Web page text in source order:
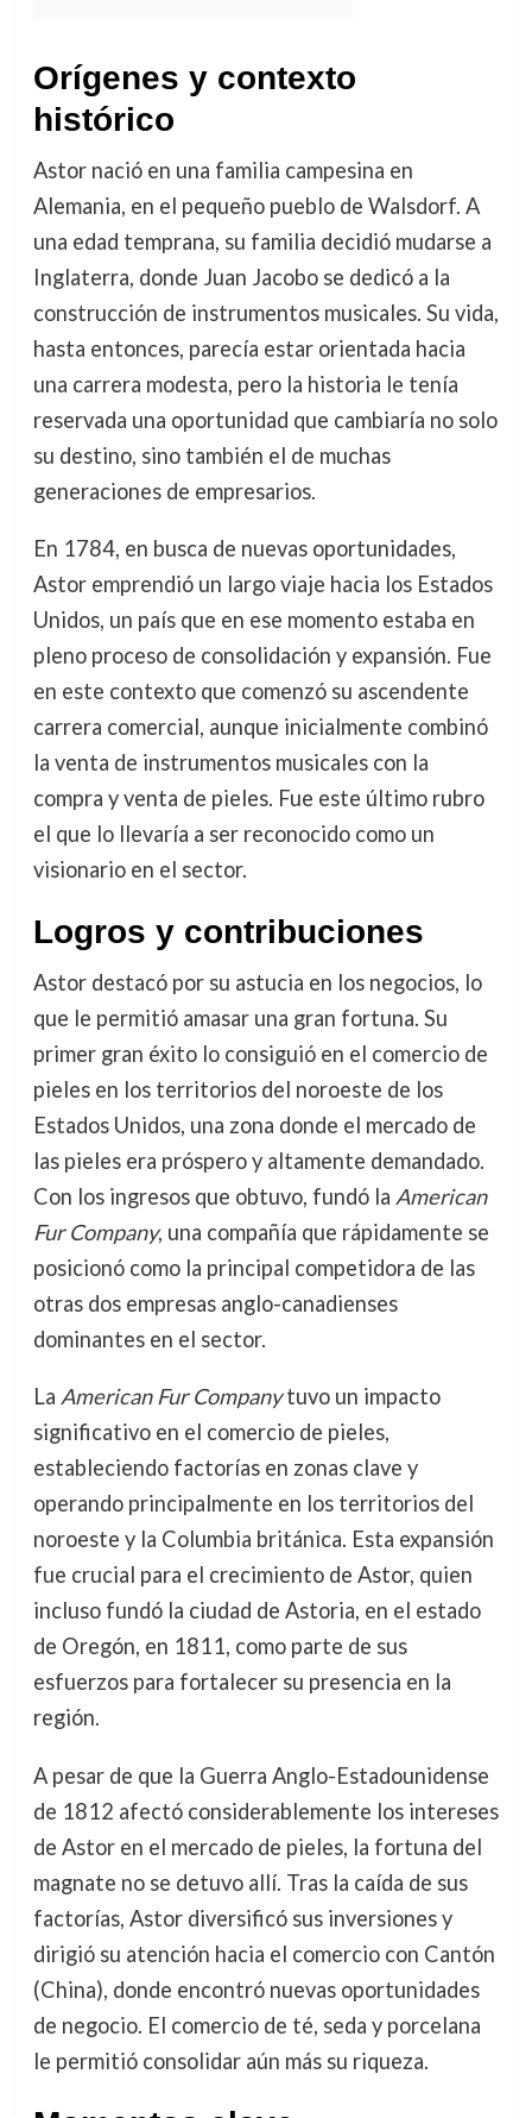
Orígenes y contexto
histórico
Astor nació en una familia campesina en
Alemania, en el pequeño pueblo de Walsdorf. A
una edad temprana, su familia decidió mudarse a
Inglaterra, donde Juan Jacobo se dedicó a la
construcción de instrumentos musicales. Su vida,
hasta entonces, parecía estar orientada hacia
una carrera modesta, pero la historia le tenía
reservada una oportunidad que cambiaría no solo
su destino, sino también el de muchas
generaciones de empresarios.
En 1784, en busca de nuevas oportunidades,
Astor emprendió un largo viaje hacia los Estados
Unidos, un país que en ese momento estaba en
pleno proceso de consolidación y expansión. Fue
en este contexto que comenzó su ascendente
carrera comercial, aunque inicialmente combinó
la venta de instrumentos musicales con la
compra y venta de pieles. Fue este último rubro
el que lo llevaría a ser reconocido como un
visionario en el sector.
Logros y contribuciones
Astor destacó por su astucia en los negocios, lo
que le permitió amasar una gran fortuna. Su
primer gran éxito lo consiguió en el comercio de
pieles en los territorios del noroeste de los
Estados Unidos, una zona donde el mercado de
las pieles era próspero y altamente demandado.
Con los ingresos que obtuvo, fundó la American
Fur Company, una compañía que rápidamente se
posicionó como la principal competidora de las
otras dos empresas anglo-canadienses
dominantes en el sector.
La American Fur Companytuvo un impacto
significativo en el comercio de pieles,
estableciendo factorías en zonas clave y
operando principalmente en los territorios del
noroeste y la Columbia británica. Esta expansión
fue crucial para el crecimiento de Astor, quien
incluso fundó la ciudad de Astoria, en el estado
de Oregón, en 1811, como parte de sus
esfuerzos para fortalecer su presencia en la
región.
A pesar de que la Guerra Anglo-Estadounidense
de 1812 afectó considerablemente los intereses
de Astor en el mercado de pieles, la fortuna del
magnate no se detuvo allí. Tras la caída de sus
factorías, Astor diversificó sus inversiones y
dirigió su atención hacia el comercio con Cantón
(China), donde encontró nuevas oportunidades
de negocio. El comercio de té, seda y porcelana
le permitió consolidar aún más su riqueza.